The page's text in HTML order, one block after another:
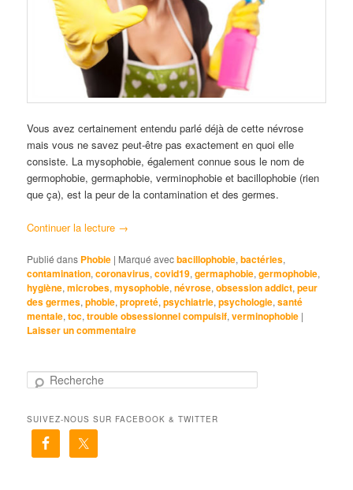
Vous avez certainement entendu parlé déjà de cette névrose
mais vous ne savez peut-être pas exactement en quoi elle
consiste. La mysophobie, également connue sous le nom de
germophobie, germaphobie, verminophobie et bacillophobie (rien
que ça), est la peur de la contamination et des germes.
Continuer la lecture →
Publié dans Phobie | Marqué avecbacillophobie,bactéries,
contamination,coronavirus,covid19,germaphobie,germophobie,
hygiène,microbes,mysophobie,névrose,obsession addict,peur
des germes,phobie,propreté,psychiatrie,psychologie,santé
mentale,toc,trouble obsessionnel compulsif,verminophobie |
Laisser un commentaire
h
SUIVEZ-NOUS SUR FACEBOOK & TWITTER